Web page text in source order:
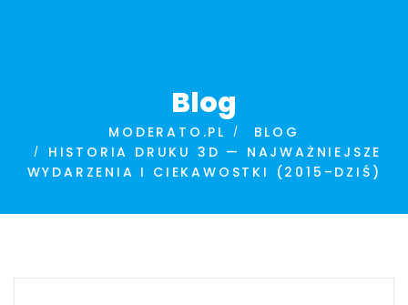
Blog
MODERATO.PL
BLOG
HISTORIA DRUKU 3D — NAJWAŻNIEJSZE
WYDARZENIA I CIEKAWOSTKI (2015–DZIŚ)